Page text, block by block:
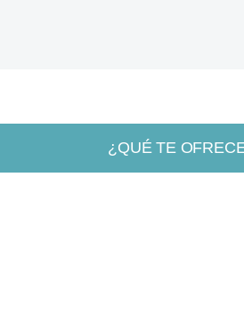
¿QUÉ TE